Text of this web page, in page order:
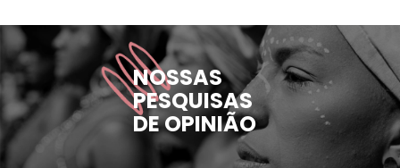
NOSSAS
PESQUISAS
DE OPINIÃO